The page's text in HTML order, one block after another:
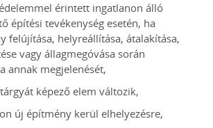
érintett ingatlanon álló
építési tevékenység esetén, ha
felújítása, helyreállítása, átalakítása,
vagy állagmegóvása során
annak megjelenését,
képező elem változik,
új építmény kerül elhelyezésre,